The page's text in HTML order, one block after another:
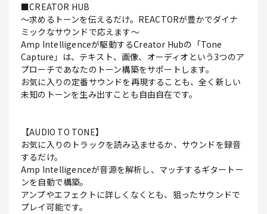
■CREATOR HUB
～求めるトーンを伝えるだけ。REACTORが豊かでダイナ
ミックなサウンドで応えます～
Amp Intelligenceが駆動するCreator Hubの「Tone
Capture」は、テキスト、画像、オーディオという3つのア
プローチであなたのトーン構築をサポートします。
お気に入りの定番サウンドを再現することも、全く新しい
未知のトーンを生み出すことも自由自在です。
【AUDIO TO TONE】
お気に入りのトラックを読み込ませるか、サウンドを録音
するだけ。
Amp Intelligenceが音源を解析し、マッチするギタートー
ンを自動で構築。
アンプやエフェクトに詳しくなくとも、狙ったサウンドで
プレイ可能です。